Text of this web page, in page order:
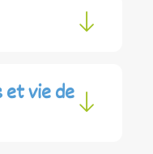
vie de